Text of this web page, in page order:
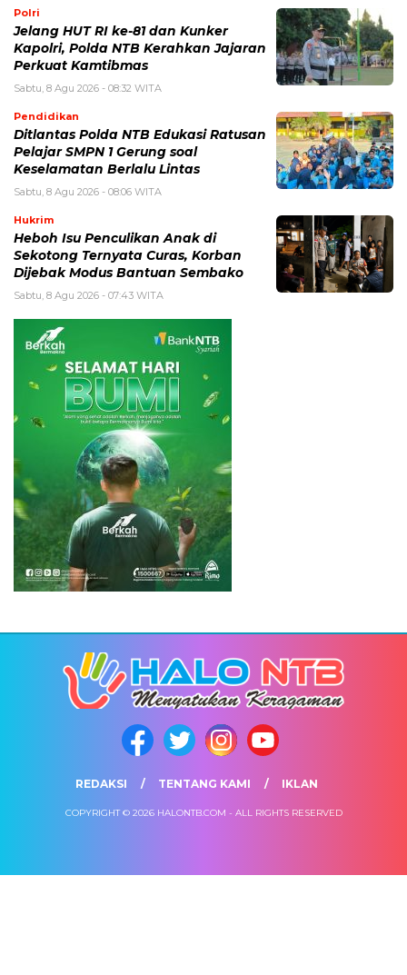
Polri
Jelang HUT RI ke-81 dan Kunker
Kapolri, Polda NTB Kerahkan Jajaran
Perkuat Kamtibmas
Sabtu, 8 Agu 2026 - 08:32 WITA
Pendidikan
Ditlantas Polda NTB Edukasi Ratusan
Pelajar SMPN 1 Gerung soal
Keselamatan Berlalu Lintas
Sabtu, 8 Agu 2026 - 08:06 WITA
Hukrim
Heboh Isu Penculikan Anak di
Sekotong Ternyata Curas, Korban
Dijebak Modus Bantuan Sembako
Sabtu, 8 Agu 2026 - 07:43 WITA
REDAKSI TENTANG KAMI IKLAN
COPYRIGHT © 2026 HALONTB.COM - ALL RIGHTS RESERVED